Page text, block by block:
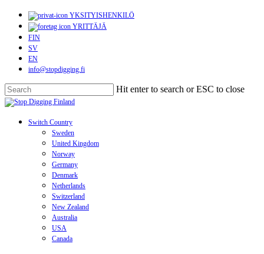
Skip
main
content
YKSITYISHENKILÖ
YRITTÄJÄ
FIN
SV
EN
info@stopdigging.fi
Hit enter to search or ESC to close
Close
Search
search
Menu
Switch Country
Sweden
United Kingdom
Norway
Germany
Denmark
Netherlands
Switzerland
New Zealand
Australia
USA
Canada